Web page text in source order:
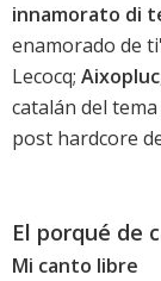
innamorato di
enamorado de
Lecocq; Aixopluc
catalán del
post hardcore
El porqué de
Mi canto libre